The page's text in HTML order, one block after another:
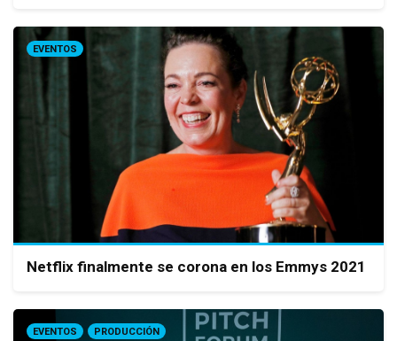
EVENTOS
Netflix finalmente se corona en los Emmys 2021
EVENTOS PRODUCCIÓN